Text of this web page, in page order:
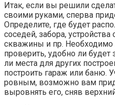
Итак, если вы решили
своими руками, сперва
Определите, где будет
соседей, забора,
скважины и пр. Необходимо
проверить, удобно ли будет
ли места для других
построить гараж или баню.
ровным, возможно вам
выровнять его, сняв